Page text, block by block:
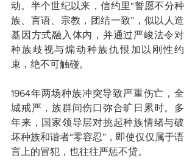
动。半个世纪以来，信约里“誓愿不分种
族、言语、宗教，团结一致”，似以人造
基因方式融入体内，并通过严峻法令对
种族歧视与煽动种族仇恨加以刚性约
束，绝不可触碰。
1964年两场种族冲突导致严重伤亡，全
城戒严，族群间伤口弥合旷日累时。多
年来，国家领导层对挑起种族情绪与破
坏种族和谐者“零容忍”，即使仅仅属于语
言上的冒犯，也往往严惩不贷。